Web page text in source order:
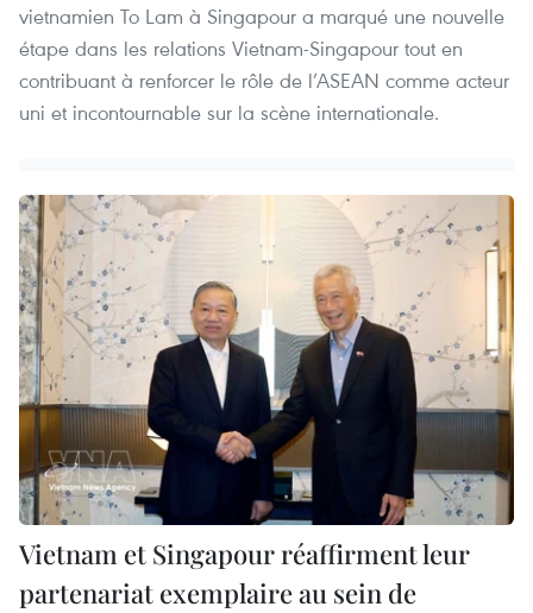
vietnamien To Lam à Singapour a marqué une nouvelle
étape dans les relations Vietnam-Singapour tout en
contribuant à renforcer le rôle de l’ASEAN comme acteur
uni et incontournable sur la scène internationale.
Vietnam et Singapour réaffirment leur
partenariat exemplaire au sein de